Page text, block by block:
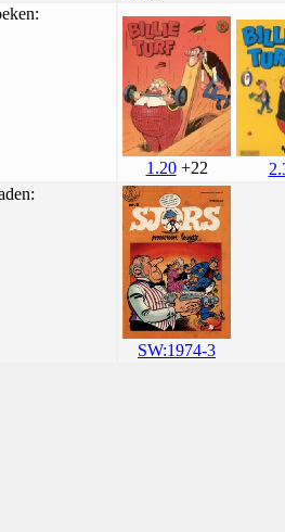
1.20+22
SW:1974-3